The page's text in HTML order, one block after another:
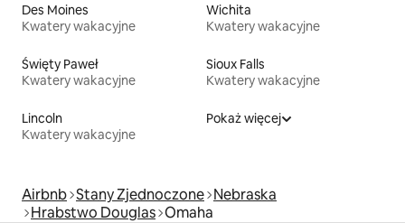
Des Moines
Kwatery wakacyjne
Wichita
Kwatery wakacyjne
Święty Paweł
Kwatery wakacyjne
Sioux Falls
Kwatery wakacyjne
Lincoln
Kwatery wakacyjne
Pokaż więcej
Airbnb Stany Zjednoczone Nebraska
Hrabstwo Douglas Omaha